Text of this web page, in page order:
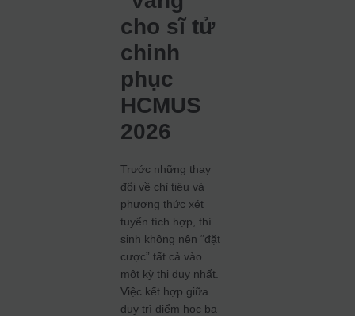
cho sĩ tử
chinh
phục
HCMUS
2026
Trước những thay
đổi về chỉ tiêu và
phương thức xét
tuyển tích hợp, thí
sinh không nên “đặt
cược” tất cả vào
một kỳ thi duy nhất.
Việc kết hợp giữa
duy trì điểm học bạ